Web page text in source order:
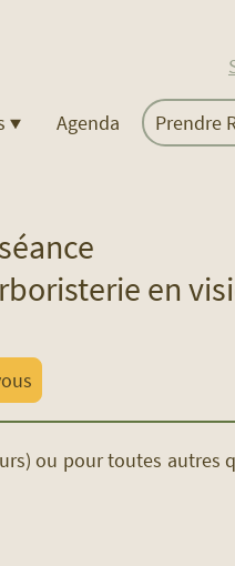
Agenda Prendre
en
ou pour toutes autres